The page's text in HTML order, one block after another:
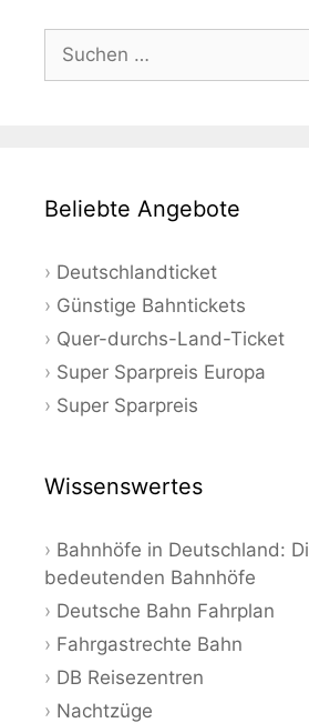
Suchen
nach:
Beliebte Angebote
Deutschlandticket
Günstige Bahntickets
Quer-durchs-Land-Ticket
Super Sparpreis Europa
Super Sparpreis
Wissenswertes
Bahnhöfe in Deutschland:
bedeutenden Bahnhöfe
Deutsche Bahn Fahrplan
Fahrgastrechte Bahn
DB Reisezentren
Nachtzüge